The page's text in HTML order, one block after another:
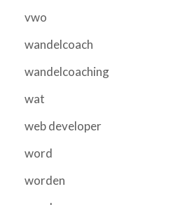
vwo
wandelcoach
wandelcoaching
wat
web developer
word
worden